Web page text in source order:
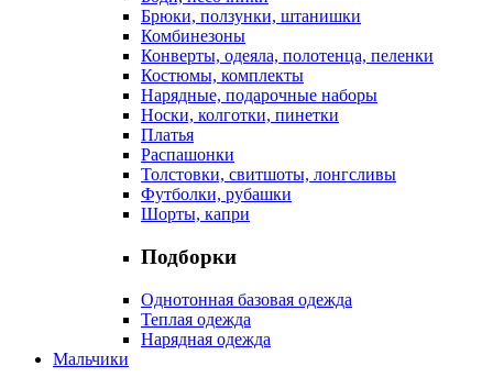
Брюки, ползунки, штанишки
Комбинезоны
Конверты, одеяла, полотенца, пеленки
Костюмы, комплекты
Нарядные, подарочные наборы
Носки, колготки, пинетки
Платья
Распашонки
Толстовки, свитшоты, лонгсливы
Футболки, рубашки
Шорты, капри
Подборки
Однотонная базовая одежда
Теплая одежда
Нарядная одежда
Мальчики